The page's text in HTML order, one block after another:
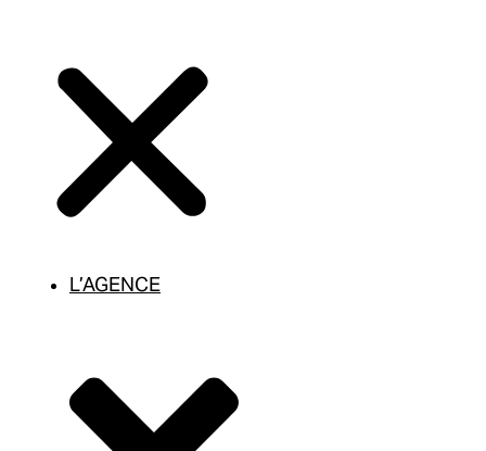
L’AGENCE